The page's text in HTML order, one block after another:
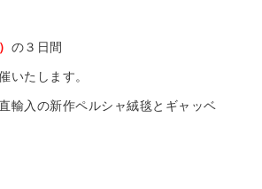
の３日間
いたします。
輸入の新作ペルシャ絨毯とギャッベ